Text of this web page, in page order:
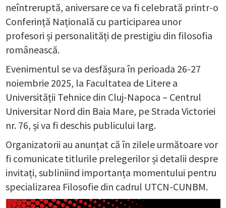
neîntreruptă, aniversare ce va fi celebrată printr-o
Conferință Națională cu participarea unor
profesori și personalități de prestigiu din filosofia
românească.
Evenimentul se va desfășura în perioada 26-27
noiembrie 2025, la Facultatea de Litere a
Universității Tehnice din Cluj-Napoca – Centrul
Universitar Nord din Baia Mare, pe Strada Victoriei
nr. 76, și va fi deschis publicului larg.
Organizatorii au anunțat că în zilele următoare vor
fi comunicate titlurile prelegerilor și detalii despre
invitați, subliniind importanța momentului pentru
specializarea Filosofie din cadrul UTCN-CUNBM.